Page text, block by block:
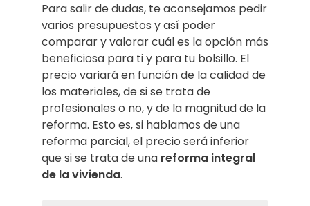
Para salir de dudas, te aconsejamos pedir
varios presupuestos y así poder
comparar y valorar cuál es la opción más
beneficiosa para ti y para tu bolsillo. El
precio variará en función de la calidad de
los materiales, de si se trata de
profesionales o no, y de la magnitud de la
reforma. Esto es, si hablamos de una
reforma parcial, el precio será inferior
que si se trata de una reforma integral
de la vivienda.